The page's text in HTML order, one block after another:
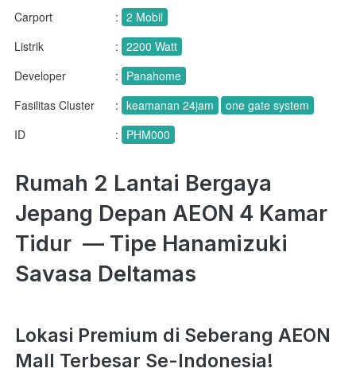
Carport
: 2 Mobil
Listrik
: 2200 Watt
Developer
: Panahome
Fasilitas Cluster
: keamanan 24jam
one gate system
ID
: PHM000
Rumah 2 Lantai Bergaya
Jepang Depan AEON 4 Kamar
Tidur  — Tipe Hanamizuki
Savasa Deltamas
Lokasi Premium di Seberang AEON
Mall Terbesar Se-Indonesia!